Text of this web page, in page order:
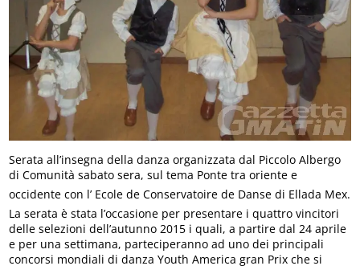
Serata all’insegna della danza organizzata dal Piccolo Albergo
di Comunità sabato sera, sul tema Ponte tra oriente e
occidente con l’ Ecole de Conservatoire de Danse di Ellada Mex.
La serata è stata l’occasione per presentare i quattro vincitori
delle selezioni dell’autunno 2015 i quali, a partire dal 24 aprile
e per una settimana, parteciperanno ad uno dei principali
concorsi mondiali di danza Youth America gran Prix che si